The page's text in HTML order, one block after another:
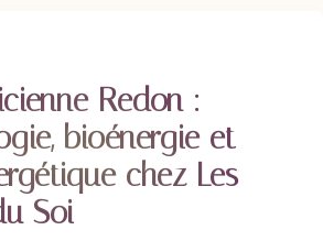
Redon :
bioénergie et
chez Les
Soi